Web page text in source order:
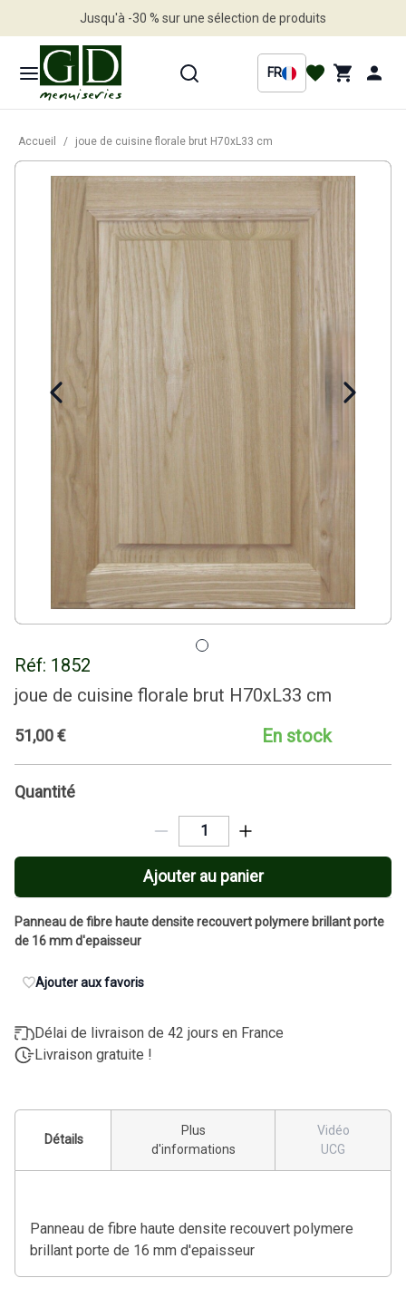
Jusqu'à -30 % sur une sélection de produits
FR
Accueil / joue de cuisine florale brut H70xL33 cm
Réf: 1852
joue de cuisine florale brut H70xL33 cm
51,00€ En stock
Quantité
Ajouter au panier
Panneau de fibre haute densite recouvert polymere brillant porte
de 16 mm d'epaisseur
Ajouter aux favoris
Délai de livraison de 42 jours en France
Livraison gratuite !
Détails
Plus
d'informations
Vidéo
UCG
Panneau de fibre haute densite recouvert polymere
brillant porte de 16 mm d'epaisseur